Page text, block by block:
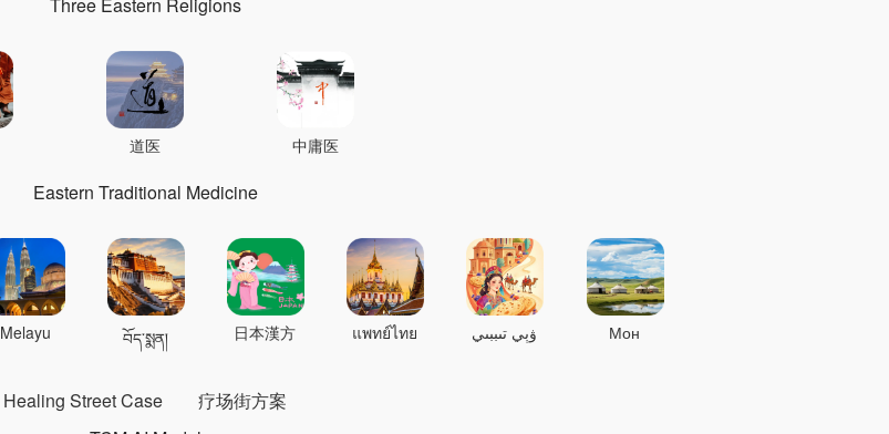
Three Eastern Religions
道医 中庸医
Eastern Traditional Medicine
Melayu བོད་སྨན། 日本漢方 แพทย์ไทย ۋېي تىببىي Мон
Healing Street Case
疗场街方案